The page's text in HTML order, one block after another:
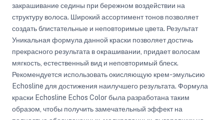
закрашивание седины при бережном воздействии на
структуру волоса. Широкий ассортимент тонов позволяет
создать блистательные и неповторимые цвета. Результат
Уникальная формула данной краски позволяет достичь
прекрасного результата в окрашивании, придает волосам
мягкость, естественный вид и неповторимый блеск.
Рекомендуется использовать окисляющую крем-эмульсию
Echosline для достижения наилучшего результата. Формула
краски Echosline Echos Color была разработана таким
образом, чтобы получить замечательный эффект на